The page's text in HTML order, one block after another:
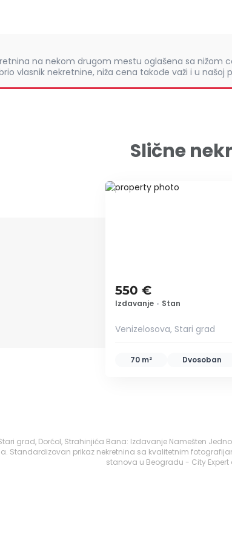
na nekom drugom mestu oglašena sa nižom
vlasnik nekretnine, niža cena takođe važi i u našoj
Slične
ID 46338
550 €
Izdavanje • Stan
Venizelosova, Stari grad
70 m² Dvosoban
grad, Dorćol, Strahinjića Bana: Izdavanje Namešten
Standardizovan prikaz nekretnina sa kvalitetnim
stanova u Beogradu - City